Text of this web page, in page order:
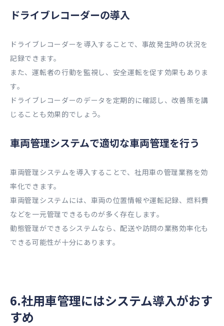
ドライブレコーダーの導入
ドライブレコーダーを導入することで、事故発生時の状況を
記録できます。
また、運転者の行動を監視し、安全運転を促す効果もありま
す。
ドライブレコーダーのデータを定期的に確認し、改善策を講
じることも効果的でしょう。
車両管理システムで適切な車両管理を行う
車両管理システムを導入することで、社用車の管理業務を効
率化できます。
車両管理システムには、車両の位置情報や運転記録、燃料費
などを一元管理できるものが多く存在します。
動態管理ができるシステムなら、配送や訪問の業務効率化も
できる可能性が十分にあります。
6.社用車管理にはシステム導入がおす
すめ